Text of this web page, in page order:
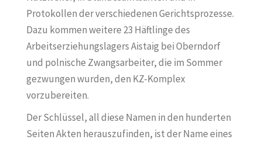
Protokollen der verschiedenen Gerichtsprozesse.
Dazu kommen weitere 23 Häftlinge des
Arbeitserziehungslagers Aistaig bei Oberndorf
und polnische Zwangsarbeiter, die im Sommer
gezwungen wurden, den KZ-Komplex
vorzubereiten.
Der Schlüssel, all diese Namen in den hunderten
Seiten Akten herauszufinden, ist der Name eines